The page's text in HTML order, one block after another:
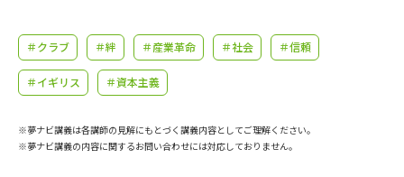
大学で学びたい学問発見
学問のミニ講義「夢ナビ講義」
学問の教科書 夢ナビライブ
＃クラブ ＃絆 ＃産業革命 ＃社会 ＃信頼
＃イギリス ＃資本主義
※夢ナビ講義は各講師の見解にもとづく講義内容としてご理解ください。
※夢ナビ講義の内容に関するお問い合わせには対応しておりません。